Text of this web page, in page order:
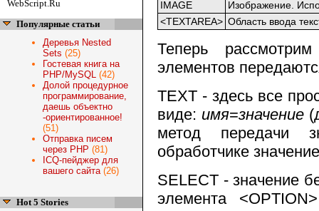
WebScript.Ru
Популярные статьи
Деревья Nested
Sets (25)
Гостевая книга на
PHP/MySQL (42)
Долой процедурное
программирование,
даешь объектно
-ориентированное!
(51)
Отправка писем
через PHP (81)
ICQ-пейджер для
вашего сайта(26)
Hot 5 Stories
IMAGE
Изображение.
<TEXTAREA> Область ввода
Теперь
элементов
TEXT - здесь все
виде: имя=значение
метод передачи
обработчике
SELECT - значение
элемента <OPTION>